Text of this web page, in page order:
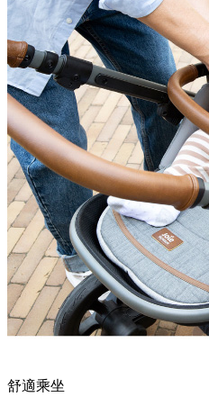
舒適乘坐